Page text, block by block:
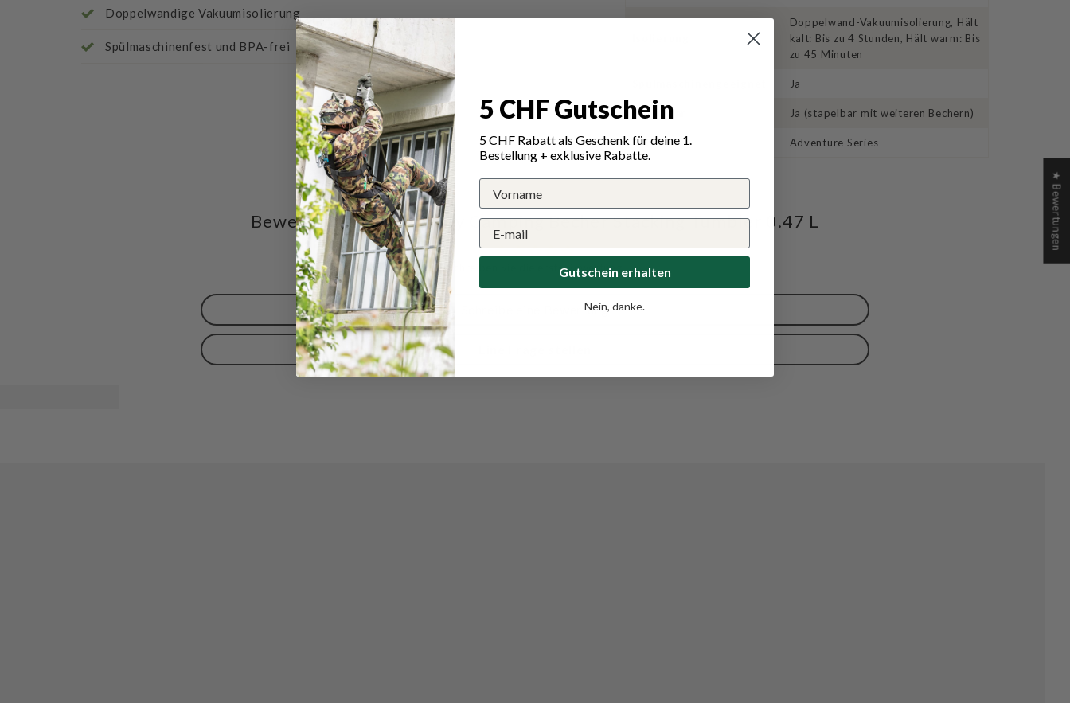
Doppelwandige Vakuumisolierung
Spülmaschinenfest und BPA-frei
Doppelwand-Vakuumisolierung, Hält
kalt: Bis zu 4 Stunden, Hält warm: Bis
zu 45 Minuten
Ja
Stapelbar Ja (stapelbar mit weiteren Bechern)
Serie Adventure Series
Bewertungen für Stanley Camping Becher Stacking Tumbler 0.47 L
Schreiben Sie die erste Bewertung
Schreibe eine Bewertung
★ Bewertungen
5 CHF Gutschein
5 CHF Rabatt als Geschenk für deine 1.
Bestellung + exklusive Rabatte.
Gutschein erhalten
Nein, danke.